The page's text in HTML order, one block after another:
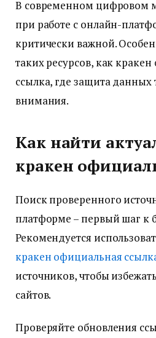
В современном цифровом
при работе с онлайн-
критически важной.
таких ресурсов, как
ссылка, где защита данных
внимания.
Как найти
кракен
Поиск проверенного
платформе – первый шаг к
Рекомендуется
кракен официальная
источников, чтобы
сайтов.
Проверяйте обновления